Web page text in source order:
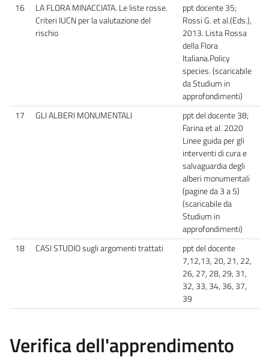
16
LA FLORA MINACCIATA. Le liste rosse.
Criteri IUCN per la valutazione del
rischio
ppt docente 35;
Rossi G. et al.(Eds.),
2013. Lista Rossa
della Flora
Italiana.Policy
species. (scaricabile
da Studium in
approfondimenti)
17
GLI ALBERI MONUMENTALI
ppt del docente 38;
Farina et al. 2020
Linee guida per gli
interventi di cura e
salvaguardia degli
alberi monumentali
(pagine da 3 a 5)
(scaricabile da
Studium in
approfondimenti)
18
CASI STUDIO sugli argomenti trattati
ppt del docente
7,12,13, 20, 21, 22,
26, 27, 28, 29, 31,
32, 33, 34, 36, 37,
39
Verifica dell'apprendimento